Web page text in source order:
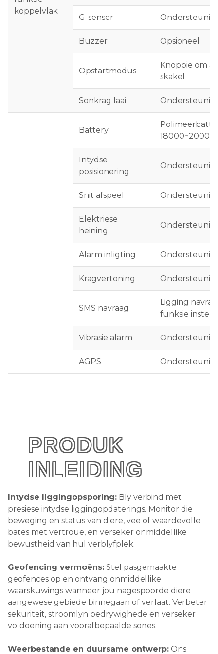
koppelvlak
G-sensor
Buzzer Opsioneel
Opstartmodus
Knoppie om
skakel
Sonkrag laai
Battery
18000~20000
Intydse
posisionering
Snit afspeel
Elektriese
heining
Alarm inligting
Kragvertoning
SMS navraag
Ligging
funksie
Vibrasie alarm
AGPS
PRODUK
INLEIDING
Intydse liggingopsporing:Bly verbind met
presiese intydse liggingopdaterings. Monitor die
beweging en status van diere, vee of waardevolle
bates met vertroue, en verseker onmiddellike
bewustheid van hul verblyfplek.
Geofencing vermoëns:Stel pasgemaakte
geofences op en ontvang onmiddellike
waarskuwings wanneer jou nagespoorde diere
aangewese gebiede binnegaan of verlaat. Verbeter
sekuriteit, stroomlyn bedrywighede en verseker
voldoening aan voorafbepaalde sones.
Weerbestande en duursame ontwerp:Ons